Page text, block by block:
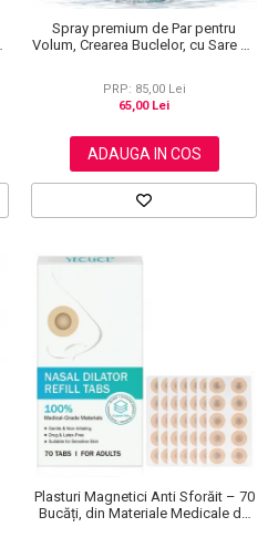
Spray premium de Par pentru
Volum, Crearea Buclelor, cu Sare de
PRP: 85,00 Lei
65,00 Lei
ADAUGA IN COS
Plasturi Magnetici Anti Sforăit – 70
Bucăți, din Materiale Medicale de